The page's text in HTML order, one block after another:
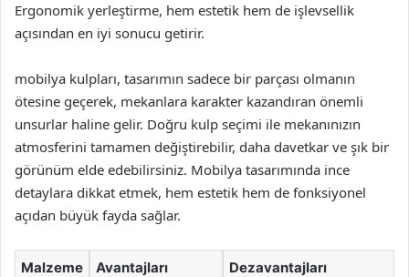
Ergonomik yerleştirme, hem estetik hem de işlevsellik
açısından en iyi sonucu getirir.
mobilya kulpları, tasarımın sadece bir parçası olmanın
ötesine geçerek, mekanlara karakter kazandıran önemli
unsurlar haline gelir. Doğru kulp seçimi ile mekanınızın
atmosferini tamamen değiştirebilir, daha davetkar ve şık bir
görünüm elde edebilirsiniz. Mobilya tasarımında ince
detaylara dikkat etmek, hem estetik hem de fonksiyonel
açıdan büyük fayda sağlar.
Malzeme Avantajları Dezavantajları